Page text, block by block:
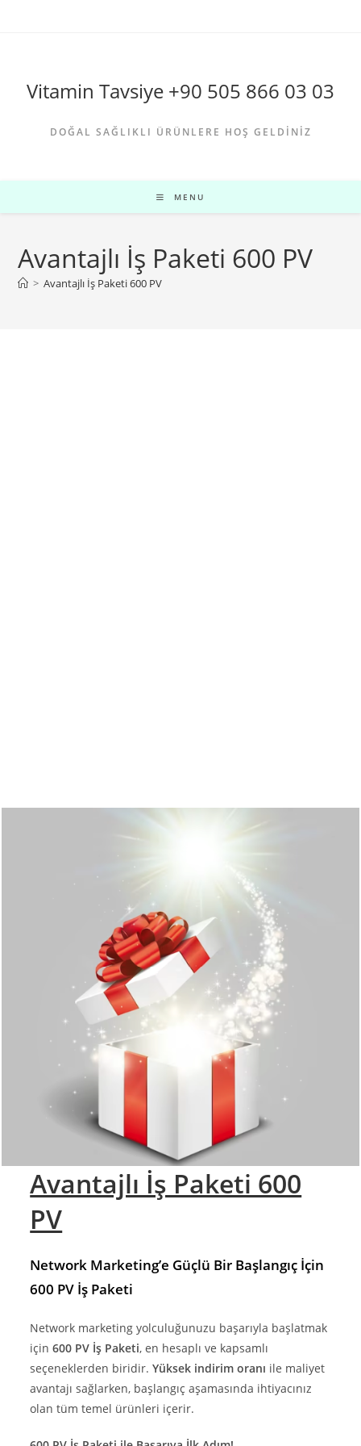
Vitamin Tavsiye +90 505 866 03 03
DOĞAL SAĞLIKLI ÜRÜNLERE HOŞ GELDINIZ
MENU
Avantajlı İş Paketi 600 PV
> Avantajlı İş Paketi 600 PV
Avantajlı İş Paketi 600
PV
Network Marketing’e Güçlü Bir Başlangıç İçin
600 PV İş Paketi
Network marketing yolculuğunuzu başarıyla başlatmak
için600 PV İş Paketi, en hesaplı ve kapsamlı
seçeneklerden biridir.Yüksek indirim oranı ile maliyet
avantajı sağlarken, başlangıç aşamasında ihtiyacınız
olan tüm temel ürünleri içerir.